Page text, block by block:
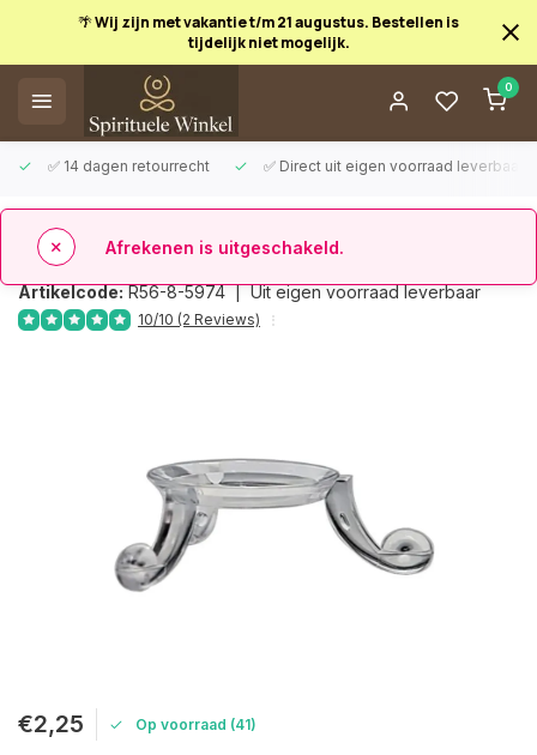
🌴 Wij zijn met vakantie t/m 21 augustus. Bestellen is
tijdelijk niet mogelijk.
0
✅ 14 dagen retourrecht ✅ Direct uit eigen voorraad leverbaar
Afrekenen is uitgeschakeld.
Bolhouder transparant 3 pootjes
Artikelcode:R56-8-5974 |Uit eigen voorraad leverbaar
10/10 (2 Reviews)
€2,25 Op voorraad (41)